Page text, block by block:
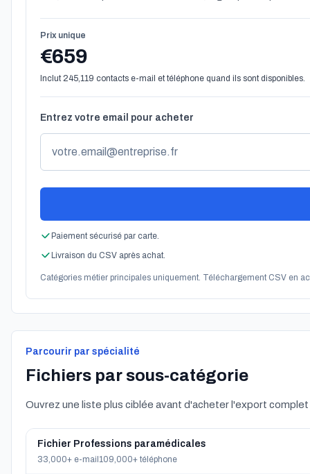
Prix unique
€659
Inclut 245,119 contacts e-mail et téléphone quand ils sont disponibles.
Entrez votre email pour acheter
Paiement sécurisé par carte.
Livraison du CSV après achat.
Catégories métier principales uniquement. Téléchargement CSV en
Parcourir par spécialité
Fichiers par sous-catégorie
Ouvrez une liste plus ciblée avant d'acheter l'export
Fichier Professions paramédicales
33,000+ e-mail 109,000+ téléphone